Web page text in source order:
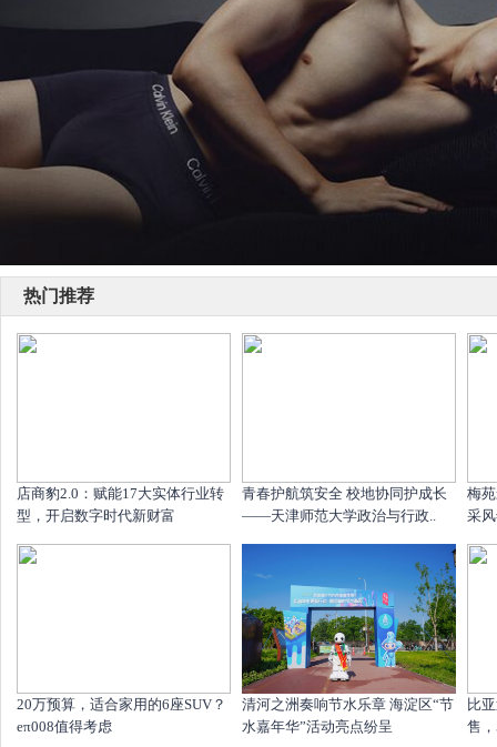
热门推荐
店商豹2.0：赋能17大实体行业转
型，开启数字时代新财富
青春护航筑安全 校地协同护成长
——天津师范大学政治与行政..
梅
采
20万预算，适合家用的6座SUV？
eπ008值得考虑
清河之洲奏响节水乐章 海淀区“节
水嘉年华”活动亮点纷呈
比
售